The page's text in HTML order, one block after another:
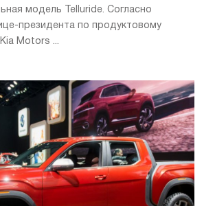
модель Telluride. Согласно
президента по продуктовому
Motors ...